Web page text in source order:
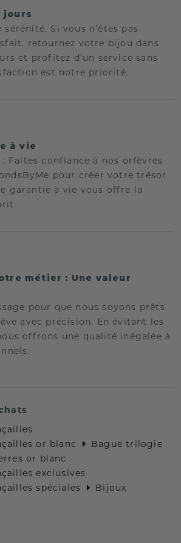
jours
Si vous n’êtes pas
retournez votre bijou dans
et profitez d’un service sans
est notre priorité.
à vie
Faites confiance à nos orfèvres
pour créer votre trésor
garantie à vie vous offre la
métier : Une valeur
pour que nous soyons prêts
avec précision. En évitant les
offrons une qualité inégalée à
or blanc
Bague trilogie
or blanc
exclusives
spéciales
Bijoux